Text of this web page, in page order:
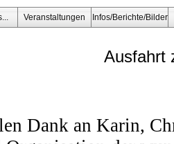
Veranstaltungen Infos/Berichte/Bilder
Ausfahrt
Dank an Karin,